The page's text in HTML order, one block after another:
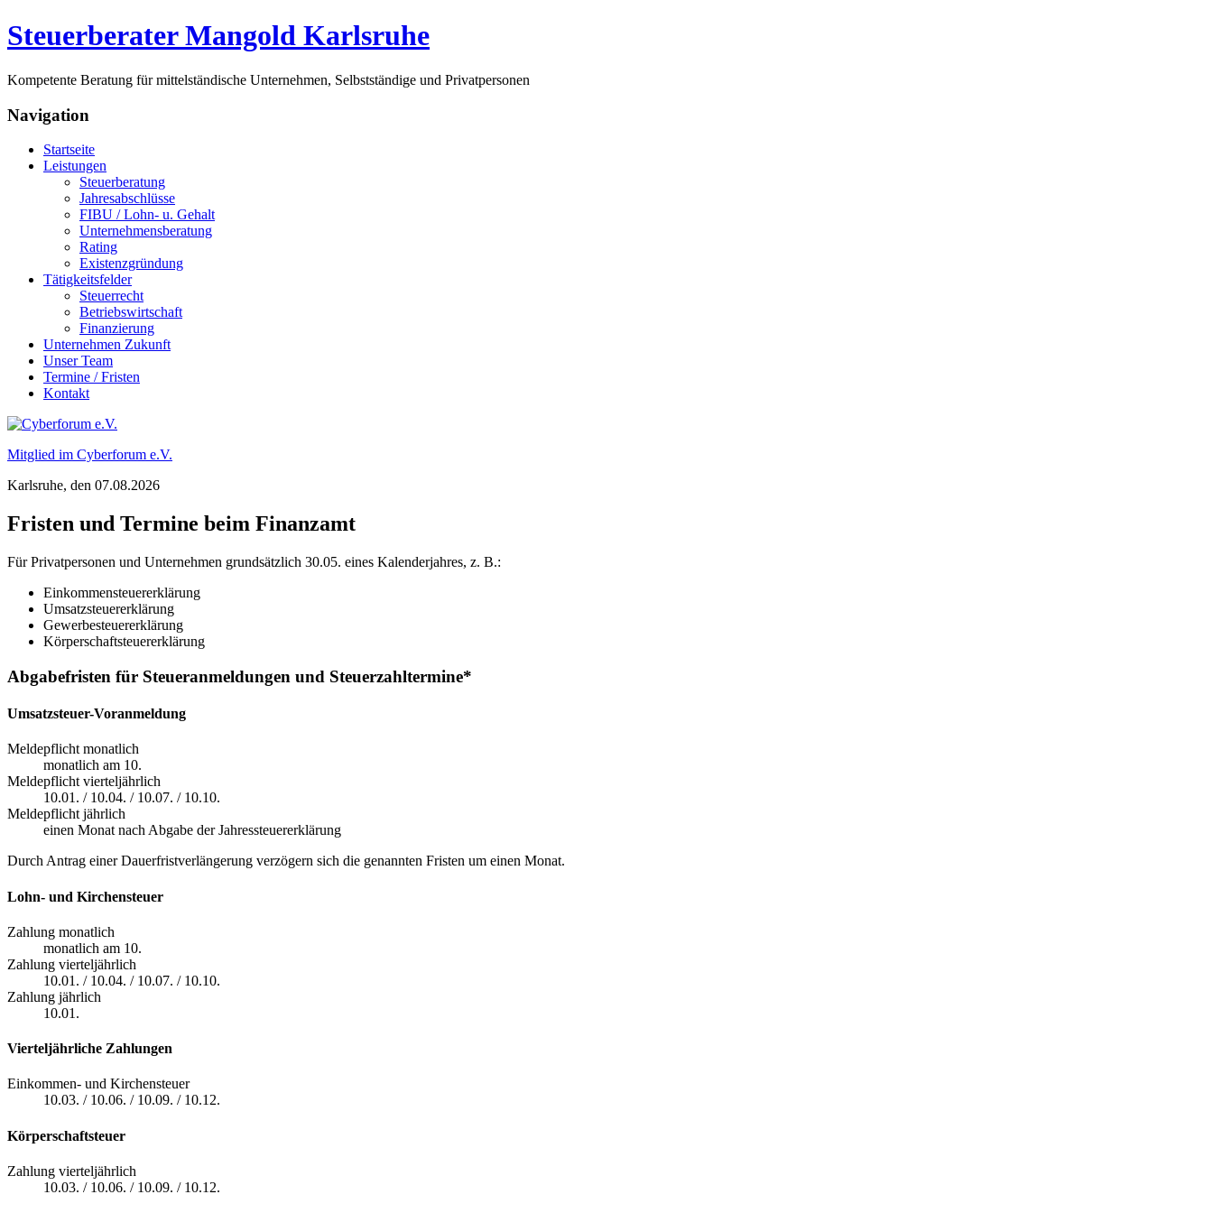
Steuerberater Mangold Karlsruhe
Kompetente Beratung für mittelständische Unternehmen, Selbstständige und Privatpersonen
Navigation
Startseite
Leistungen
Steuerberatung
Jahresabschlüsse
FIBU / Lohn- u. Gehalt
Unternehmensberatung
Rating
Existenzgründung
Tätigkeitsfelder
Steuerrecht
Betriebswirtschaft
Finanzierung
Unternehmen Zukunft
Unser Team
Termine / Fristen
Kontakt
Mitglied im Cyberforum e.V.
Karlsruhe, den 07.08.2026
Fristen und Termine beim Finanzamt
Für Privatpersonen und Unternehmen grundsätzlich 30.05. eines Kalenderjahres, z. B.:
Einkommensteuererklärung
Umsatzsteuererklärung
Gewerbesteuererklärung
Körperschaftsteuererklärung
Abgabefristen für Steueranmeldungen und Steuerzahltermine*
Umsatzsteuer-Voranmeldung
Meldepflicht monatlich
monatlich am 10.
Meldepflicht vierteljährlich
10.01. / 10.04. / 10.07. / 10.10.
Meldepflicht jährlich
einen Monat nach Abgabe der Jahressteuererklärung
Durch Antrag einer Dauerfristverlängerung verzögern sich die genannten Fristen um einen Monat.
Lohn- und Kirchensteuer
Zahlung monatlich
monatlich am 10.
Zahlung vierteljährlich
10.01. / 10.04. / 10.07. / 10.10.
Zahlung jährlich
10.01.
Vierteljährliche Zahlungen
Einkommen- und Kirchensteuer
10.03. / 10.06. / 10.09. / 10.12.
Körperschaftsteuer
Zahlung vierteljährlich
10.03. / 10.06. / 10.09. / 10.12.